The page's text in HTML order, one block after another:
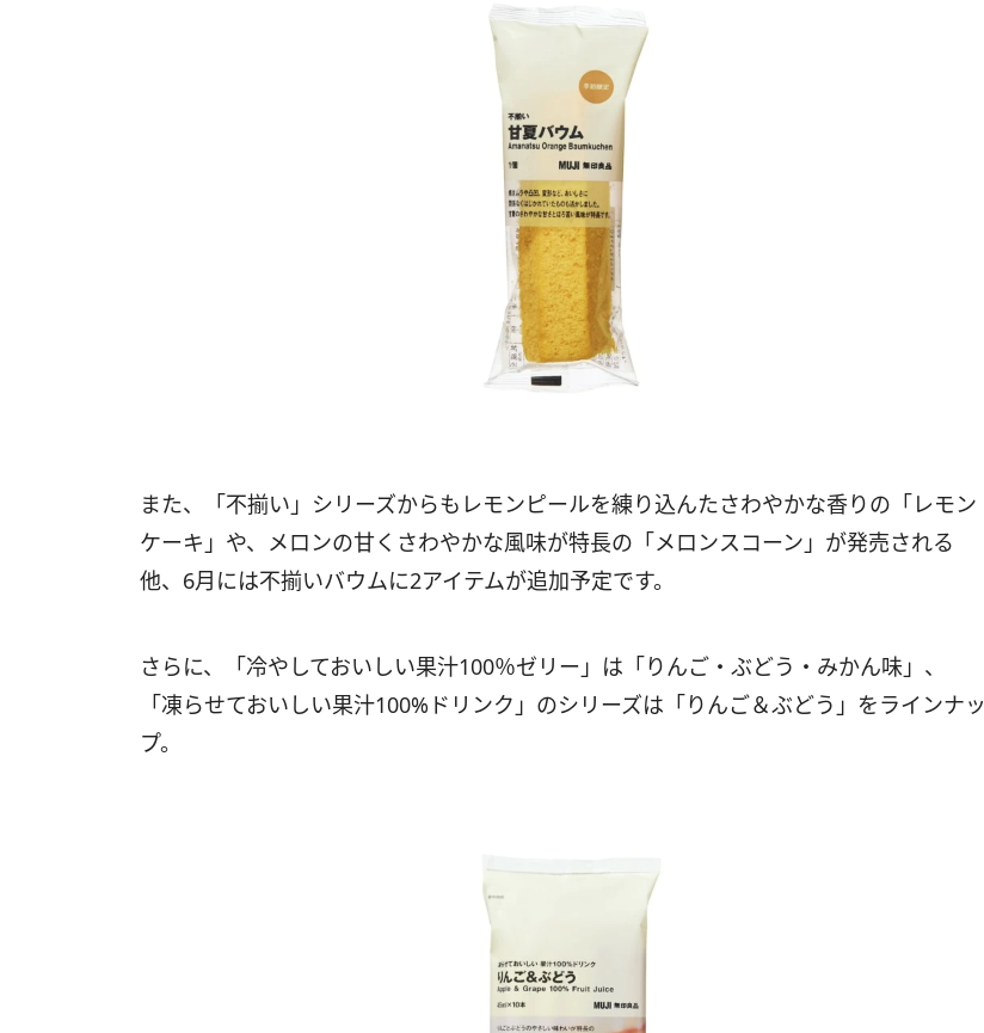
また、「不揃い」シリーズからもレモンピールを練り込んたさわやかな香りの「レモン
ケーキ」や、メロンの甘くさわやかな風味が特長の「メロンスコーン」が発売される
他、6月には不揃いバウムに2アイテムが追加予定です。
さらに、「冷やしておいしい果汁100％ゼリー」は「りんご・ぶどう・みかん味」、
「凍らせておいしい果汁100%ドリンク」のシリーズは「りんご＆ぶどう」をラインナッ
プ。